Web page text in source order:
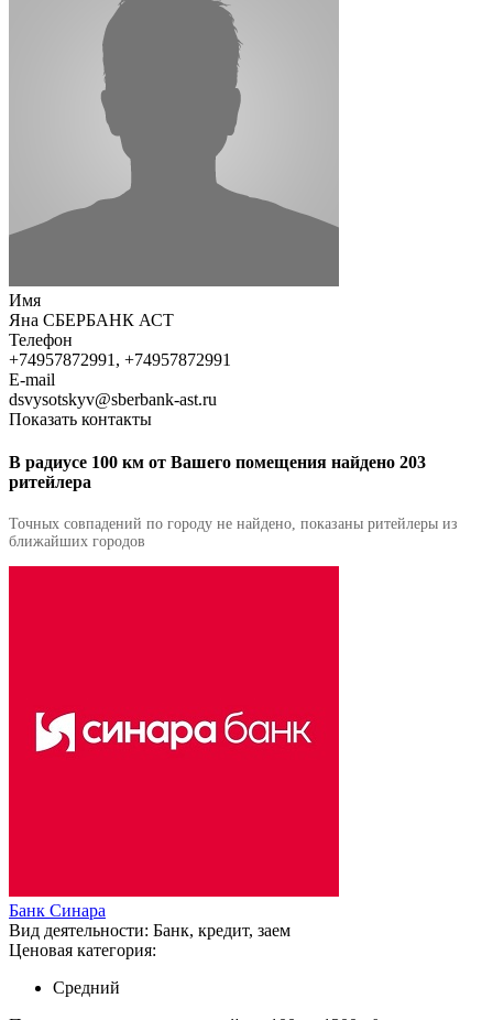
Имя
Яна СБЕРБАНК АСТ
Телефон
+74957872991, +74957872991
E-mail
dsvysotskyv@sberbank-ast.ru
Показать контакты
В радиусе 100 км от Вашего помещения найдено 203
ритейлера
Точных совпадений по городу не найдено, показаны ритейлеры из
ближайших городов
Банк Синара
Вид деятельности: Банк, кредит, заем
Ценовая категория:
Средний